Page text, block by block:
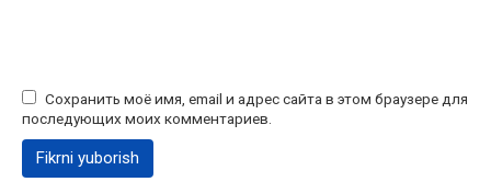
Сохранить моё имя, email и адрес сайта в этом браузере для
последующих моих комментариев.